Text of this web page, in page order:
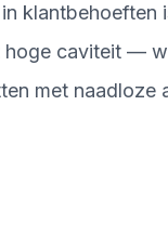
caviteit —
met naadloze